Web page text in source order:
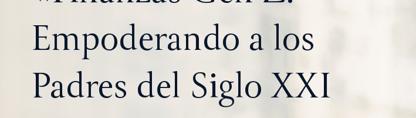
Empoderando a los
Padres del Siglo XXI